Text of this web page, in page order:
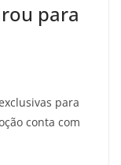
para
para
conta com